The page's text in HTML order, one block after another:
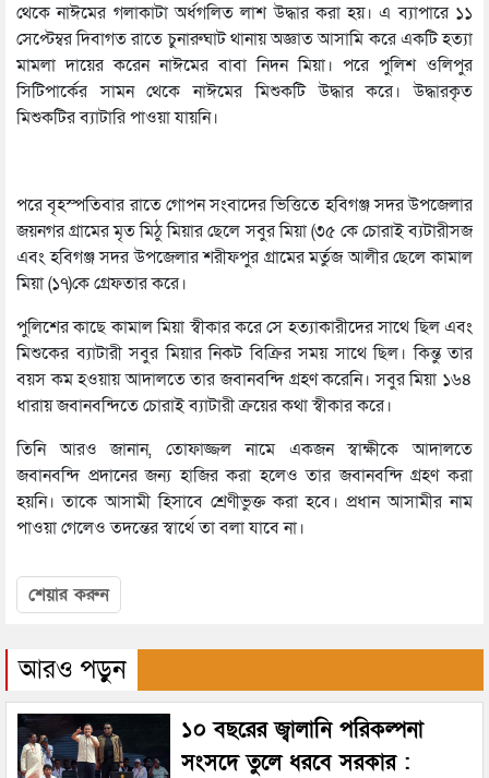
থেকে নাঈমের গলাকাটা অর্ধগলিত লাশ উদ্ধার করা হয়। এ ব্যাপারে ১১
সেপ্টেম্বর দিবাগত রাতে চুনারুঘাট থানায় অজ্ঞাত আসামি করে একটি হত্যা
মামলা দায়ের করেন নাঈমের বাবা নিদন মিয়া। পরে পুলিশ ওলিপুর
সিটিপার্কের সামন থেকে নাঈমের মিশুকটি উদ্ধার করে। উদ্ধারকৃত
মিশুকটির ব্যাটারি পাওয়া যায়নি।
পরে বৃহস্পতিবার রাতে গোপন সংবাদের ভিত্তিতে হবিগঞ্জ সদর উপজেলার
জয়নগর গ্রামের মৃত মিঠু মিয়ার ছেলে সবুর মিয়া (৩৫ কে চোরাই ব্যটারীসজ
এবং হবিগঞ্জ সদর উপজেলার শরীফপুর গ্রামের মর্তুজ আলীর ছেলে কামাল
মিয়া (১৭)কে গ্রেফতার করে।
পুলিশের কাছে কামাল মিয়া স্বীকার করে সে হত্যাকারীদের সাথে ছিল এবং
মিশুকের ব্যাটারী সবুর মিয়ার নিকট বিক্রির সময় সাথে ছিল। কিন্তু তার
বয়স কম হওয়ায় আদালতে তার জবানবন্দি গ্রহণ করেনি। সবুর মিয়া ১৬৪
ধারায় জবানবন্দিতে চোরাই ব্যাটারী ক্রয়ের কথা স্বীকার করে।
তিনি আরও জানান, তোফাজ্জল নামে একজন স্বাক্ষীকে আদালতে
জবানবন্দি প্রদানের জন্য হাজির করা হলেও তার জবানবন্দি গ্রহণ করা
হয়নি। তাকে আসামী হিসাবে শ্রেণীভুক্ত করা হবে। প্রধান আসামীর নাম
পাওয়া গেলেও তদন্তের স্বার্থে তা বলা যাবে না।
শেয়ার করুন
আরও পড়ুন
১০ বছরের জ্বালানি পরিকল্পনা
সংসদে তুলে ধরবে সরকার :